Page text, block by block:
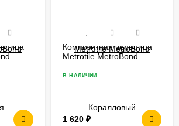
Композитная черепица
Metrotile MetroBond
В НАЛИЧИИ
1 620 ₽